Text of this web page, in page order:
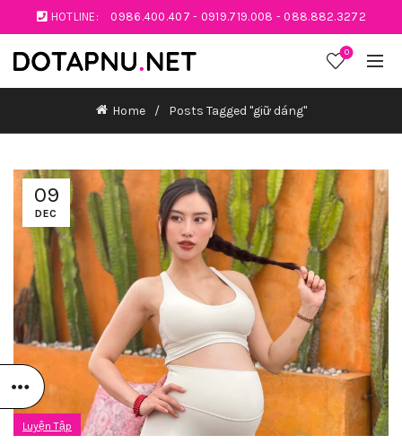
HOTLINE: 0986.400.407 - 0919.719.008 - 088.882.3272
0
Home Posts Tagged "giữ dáng"
09
DEC
Luyện Tập